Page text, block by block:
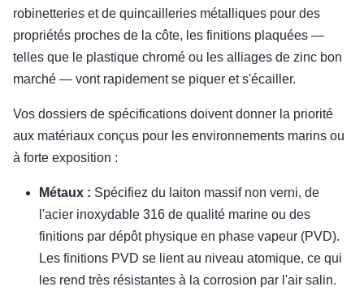
robinetteries et de quincailleries métalliques pour des
propriétés proches de la côte, les finitions plaquées —
telles que le plastique chromé ou les alliages de zinc bon
marché — vont rapidement se piquer et s'écailler.
Vos dossiers de spécifications doivent donner la priorité
aux matériaux conçus pour les environnements marins ou
à forte exposition :
Métaux : Spécifiez du laiton massif non verni, de
l'acier inoxydable 316 de qualité marine ou des
finitions par dépôt physique en phase vapeur (PVD).
Les finitions PVD se lient au niveau atomique, ce qui
les rend très résistantes à la corrosion par l'air salin.